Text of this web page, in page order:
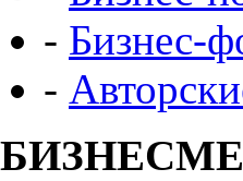
- Бизнес-
-